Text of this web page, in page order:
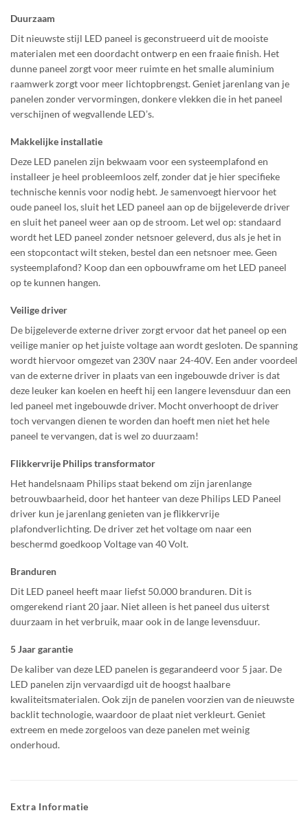
Duurzaam
Dit nieuwste stijl LED paneel is geconstrueerd uit de mooiste
materialen met een doordacht ontwerp en een fraaie finish. Het
dunne paneel zorgt voor meer ruimte en het smalle aluminium
raamwerk zorgt voor meer lichtopbrengst. Geniet jarenlang van je
panelen zonder vervormingen, donkere vlekken die in het paneel
verschijnen of wegvallende LED’s.
Makkelijke installatie
Deze LED panelen zijn bekwaam voor een systeemplafond en
installeer je heel probleemloos zelf, zonder dat je hier specifieke
technische kennis voor nodig hebt. Je samenvoegt hiervoor het
oude paneel los, sluit het LED paneel aan op de bijgeleverde driver
en sluit het paneel weer aan op de stroom. Let wel op: standaard
wordt het LED paneel zonder netsnoer geleverd, dus als je het in
een stopcontact wilt steken, bestel dan een netsnoer mee. Geen
systeemplafond? Koop dan een opbouwframe om het LED paneel
op te kunnen hangen.
Veilige driver
De bijgeleverde externe driver zorgt ervoor dat het paneel op een
veilige manier op het juiste voltage aan wordt gesloten. De spanning
wordt hiervoor omgezet van 230V naar 24-40V. Een ander voordeel
van de externe driver in plaats van een ingebouwde driver is dat
deze leuker kan koelen en heeft hij een langere levensduur dan een
led paneel met ingebouwde driver. Mocht onverhoopt de driver
toch vervangen dienen te worden dan hoeft men niet het hele
paneel te vervangen, dat is wel zo duurzaam!
Flikkervrije Philips transformator
Het handelsnaam Philips staat bekend om zijn jarenlange
betrouwbaarheid, door het hanteer van deze Philips LED Paneel
driver kun je jarenlang genieten van je flikkervrije
plafondverlichting. De driver zet het voltage om naar een
beschermd goedkoop Voltage van 40 Volt.
Branduren
Dit LED paneel heeft maar liefst 50.000 branduren. Dit is
omgerekend riant 20 jaar. Niet alleen is het paneel dus uiterst
duurzaam in het verbruik, maar ook in de lange levensduur.
5 Jaar garantie
De kaliber van deze LED panelen is gegarandeerd voor 5 jaar. De
LED panelen zijn vervaardigd uit de hoogst haalbare
kwaliteitsmaterialen. Ook zijn de panelen voorzien van de nieuwste
backlit technologie, waardoor de plaat niet verkleurt. Geniet
extreem en mede zorgeloos van deze panelen met weinig
onderhoud.
Extra Informatie